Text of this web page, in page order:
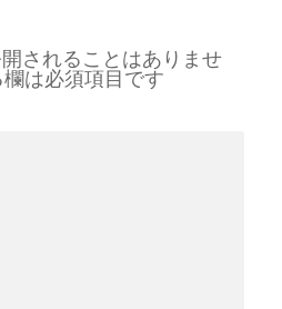
されることはありませ
は必須項目です